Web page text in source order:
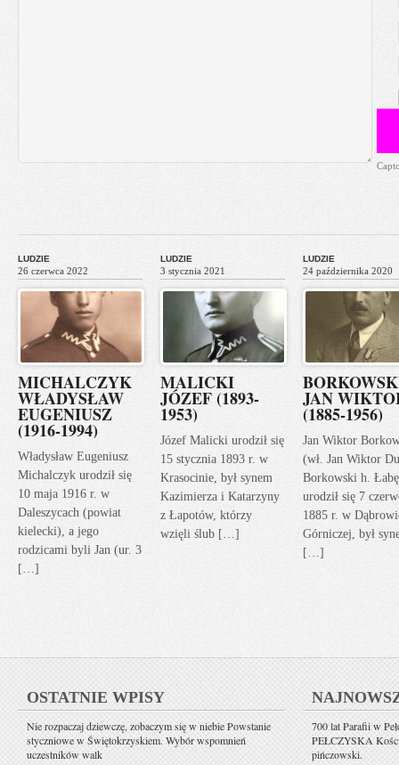
LUDZIE
26 czerwca 2022
MICHALCZYK
WŁADYSŁAW
EUGENIUSZ
(1916-1994)
Władysław Eugeniusz
Michalczyk urodził się
10 maja 1916 r. w
Daleszycach (powiat
kielecki), a jego
rodzicami byli Jan (ur. 3
[…]
LUDZIE
3 stycznia 2021
MALICKI
JÓZEF (1893-
1953)
Józef Malicki urodził się
15 stycznia 1893 r. w
Krasocinie, był synem
Kazimierza i Katarzyny
z Łapotów, którzy
wzięli ślub […]
LUDZIE
24 października 2020
JAN
(1885-1956)
Jan Wiktor
(wł. Jan Wiktor
Borkowski h.
urodził się 7
1885 r. w
Górniczej, był
[…]
OSTATNIE WPISY
Nie rozpaczaj dziewczę, zobaczym się w niebie Powstanie
styczniowe w Świętokrzyskiem. Wybór wspomnień
uczestników walk
700 lat Parafii w
PEŁCZYSKA
pińczowski.